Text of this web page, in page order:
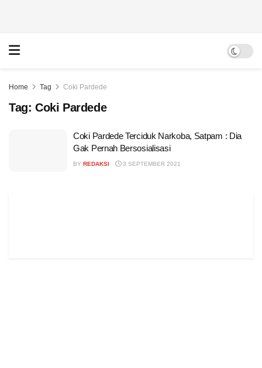
Home Tag Coki Pardede
Tag: Coki Pardede
Coki Pardede Terciduk Narkoba, Satpam : Dia
Gak Pernah Bersosialisasi
BY REDAKSI 3 SEPTEMBER 2021